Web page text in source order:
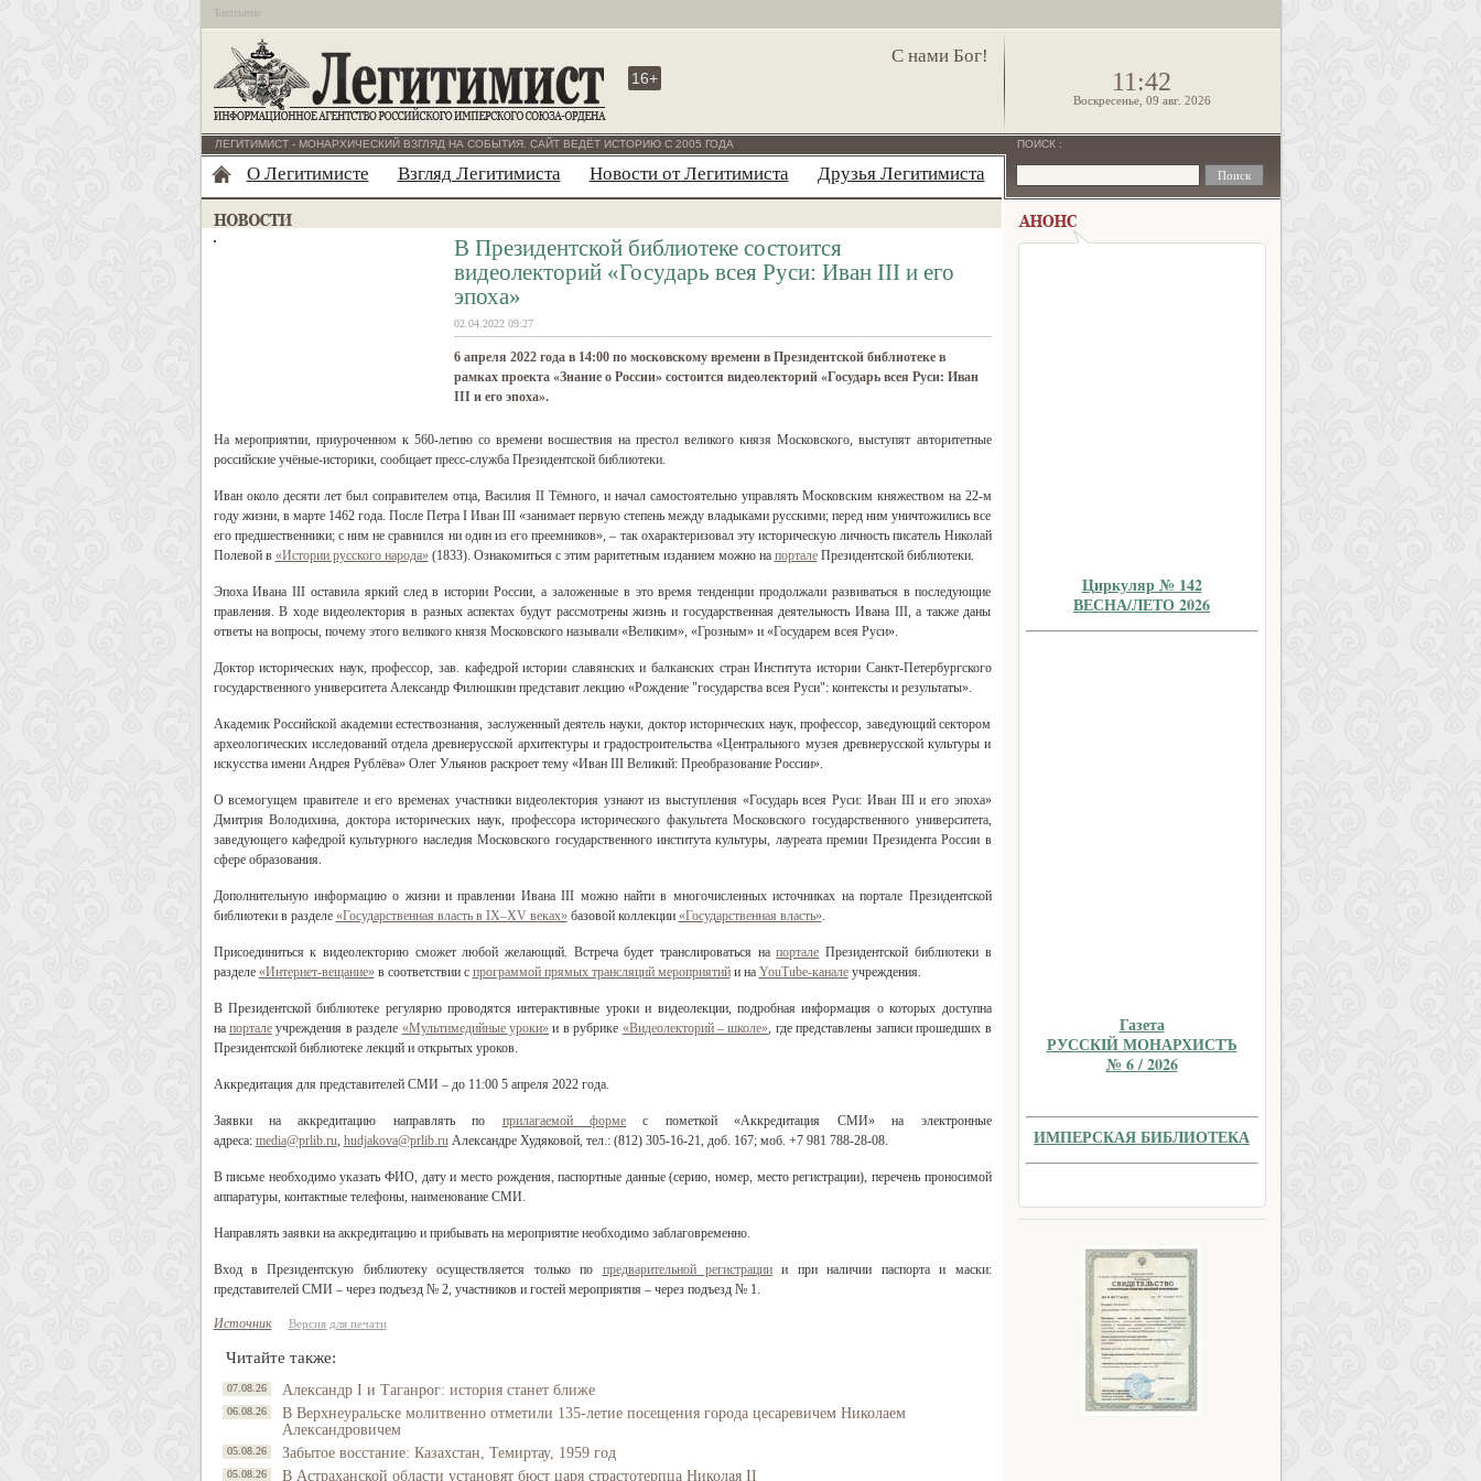
Бесплатно
С нами Бог!
16+ 11:42
Воскресенье, 09 авг. 2026
ЛЕГИТИМИСТ - МОНАРХИЧЕСКИЙ ВЗГЛЯД НА СОБЫТИЯ. САЙТ ВЕДЁТ ИСТОРИЮ С 2005 ГОДА
О Легитимисте Взгляд Легитимиста Новости от Легитимиста Друзья Легитимиста
В Президентской библиотеке состоится
видеолекторий «Государь всея Руси: Иван III и его
эпоха»
02.04.2022 09:27
6 апреля 2022 года в 14:00 по московскому времени в Президентской библиотеке в
рамках проекта «Знание о России» состоится видеолекторий «Государь всея Руси: Иван
III и его эпоха».
На мероприятии, приуроченном к 560-летию со времени восшествия на престол великого князя Московского, выступят авторитетные
российские учёные-историки, сообщает пресс-служба Президентской библиотеки.
Иван около десяти лет был соправителем отца, Василия II Тёмного, и начал самостоятельно управлять Московским княжеством на 22-м
году жизни, в марте 1462 года. После Петра I Иван III «занимает первую степень между владыками русскими; перед ним уничтожились все
его предшественники; с ним не сравнился ни один из его преемников», – так охарактеризовал эту историческую личность писатель Николай
Полевой в «Истории русского народа»(1833). Ознакомиться с этим раритетным изданием можно на порталеПрезидентской библиотеки.
Эпоха Ивана III оставила яркий след в истории России, а заложенные в это время тенденции продолжали развиваться в последующие
правления. В ходе видеолектория в разных аспектах будут рассмотрены жизнь и государственная деятельность Ивана III, а также даны
ответы на вопросы, почему этого великого князя Московского называли «Великим», «Грозным» и «Государем всея Руси».
Доктор исторических наук, профессор, зав. кафедрой истории славянских и балканских стран Института истории Санкт-Петербургского
государственного университета Александр Филюшкин представит лекцию «Рождение "государства всея Руси": контексты и результаты».
Академик Российской академии естествознания, заслуженный деятель науки, доктор исторических наук, профессор, заведующий сектором
археологических исследований отдела древнерусской архитектуры и градостроительства «Центрального музея древнерусской культуры и
искусства имени Андрея Рублёва» Олег Ульянов раскроет тему «Иван III Великий: Преобразование России».
О всемогущем правителе и его временах участники видеолектория узнают из выступления «Государь всея Руси: Иван III и его эпоха»
Дмитрия Володихина, доктора исторических наук, профессора исторического факультета Московского государственного университета,
заведующего кафедрой культурного наследияМосковского государственного института культуры, лауреата премии Президента России в
сфере образования.
Дополнительную информацию о жизни и правлении Ивана III можно найти в многочисленных источниках на портале Президентской
библиотеки в разделе «Государственная власть в IX–XV веках»базовой коллекции «Государственная власть».
Присоединиться к видеолекторию сможет любой желающий. Встреча будет транслироваться напортале Президентской библиотеки в
разделе «Интернет-вещание»в соответствии с программой прямых трансляций мероприятийи на YouTube-каналеучреждения.
В Президентской библиотеке регулярно проводятся интерактивные уроки и видеолекции, подробная информация о которых доступна
на порталеучреждения в разделе «Мультимедийные уроки» и в рубрике «Видеолекторий – школе», где представлены записи прошедших в
Президентской библиотеке лекций и открытых уроков.
Аккредитация для представителей СМИ – до 11:00 5 апреля 2022 года.
Заявки на аккредитацию направлять по прилагаемой форме с пометкой«Аккредитация СМИ»на электронные
адреса: media@prlib.ru, hudjakova@prlib.ruАлександре Худяковой, тел.: (812) 305-16-21, доб. 167; моб. +7 981 788-28-08.
В письме необходимо указать ФИО, дату и место рождения, паспортные данные (серию, номер, место регистрации), перечень проносимой
аппаратуры, контактные телефоны, наименование СМИ.
Направлять заявки на аккредитацию и прибывать на мероприятие необходимо заблаговременно.
Вход в Президентскую библиотеку осуществляется только по предварительной регистрациии при наличии паспорта и маски:
представителей СМИ – через подъезд № 2, участников и гостей мероприятия – через подъезд № 1.
Источник Версия для печати
Читайте также:
07.08.26 Александр I и Таганрог: история станет ближе
06.08.26
В Верхнеуральске молитвенно отметили 135-летие посещения города цесаревичем Николаем
Александровичем
05.08.26 Забытое восстание: Казахстан, Темиртау, 1959 год
05.08.26 В Астраханской области установят бюст царя страстотерпца Николая II
ПОИСК :
Циркуляр № 142
ВЕСНА/ЛЕТО 2026
Газета
РУССКIЙ МОНАРХИСТЪ
№ 6 / 2026
ИМПЕРСКАЯ БИБЛИОТЕКА